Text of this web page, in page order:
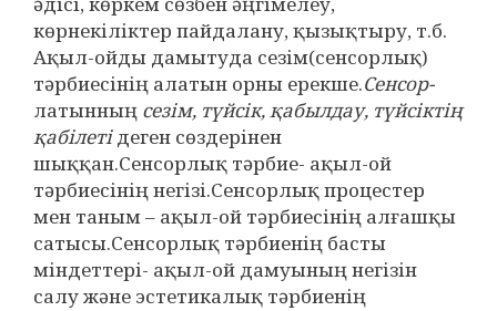
көрнекіліктер пайдалану, қызықтыру, т.б.
Ақыл-ойды дамытуда сезім(сенсорлық)
тәрбиесінің алатын орны ерекше.Сенсор-
латынның сезім, түйсік, қабылдау, түйсіктің
қабілетідеген сөздерінен
шыққан.Сенсорлық тәрбие- ақыл-ой
тәрбиесінің негізі.Сенсорлық процестер
мен таным – ақыл-ой тәрбиесінің алғашқы
сатысы.Сенсорлық тәрбиенің басты
міндеттері- ақыл-ой дамуының негізін
салу және эстетикалық тәрбиенің